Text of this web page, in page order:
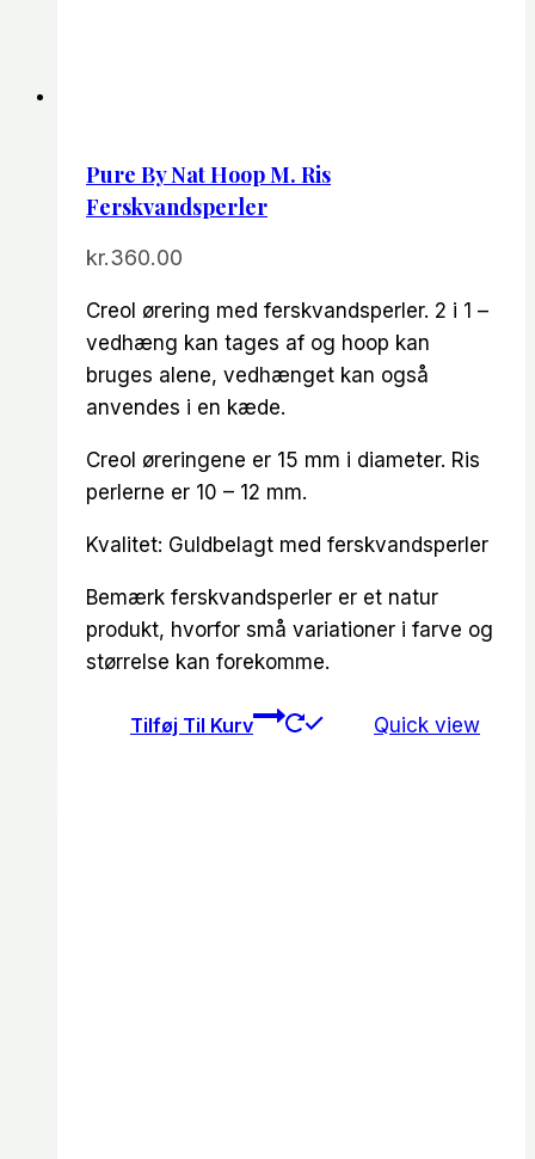
Pure By Nat Hoop M. Ris
Ferskvandsperler
kr.360.00
Creol ørering med ferskvandsperler. 2 i 1 –
vedhæng kan tages af og hoop kan
bruges alene, vedhænget kan også
anvendes i en kæde.
Creol øreringene er 15 mm i diameter. Ris
perlerne er 10 – 12 mm.
Kvalitet: Guldbelagt med ferskvandsperler
Bemærk ferskvandsperler er et natur
produkt, hvorfor små variationer i farve og
størrelse kan forekomme.
Tilføj Til Kurv Quick view